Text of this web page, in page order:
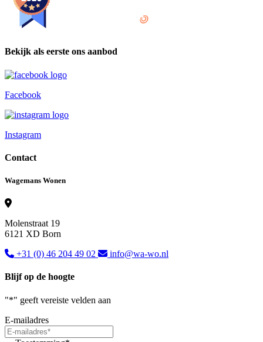
Bekijk als eerste ons aanbod
Facebook
Instagram
Contact
Wagemans Wonen
Molenstraat 19
6121 XD Born
+31 (0) 46 204 49 02
info@wa-wo.nl
Blijf op de hoogte
"*" geeft vereiste velden aan
E-mailadres